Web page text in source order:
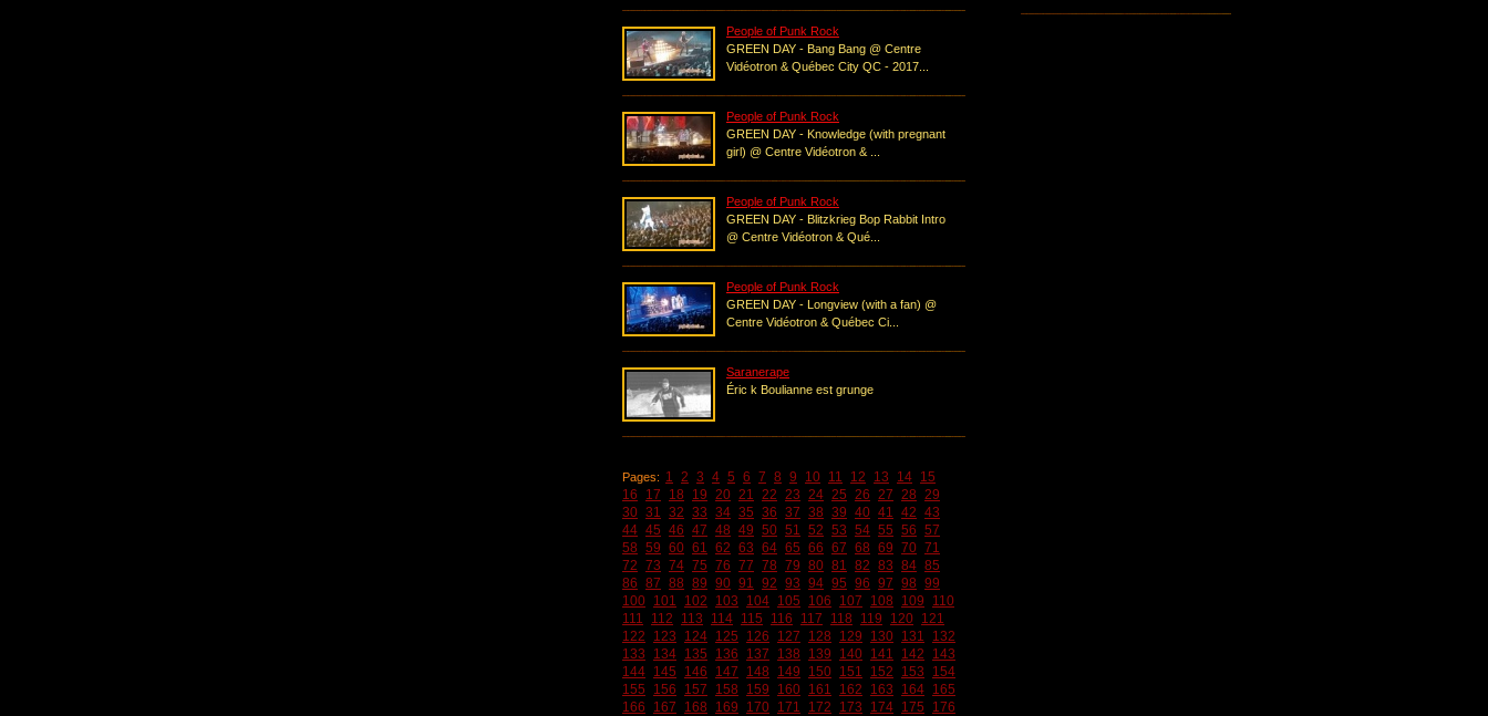
People of Punk Rock
GREEN DAY - Bang Bang @ Centre
Vidéotron & Québec City QC - 2017...
People of Punk Rock
GREEN DAY - Knowledge (with pregnant
girl) @ Centre Vidéotron & ...
People of Punk Rock
GREEN DAY - Blitzkrieg Bop Rabbit Intro
@ Centre Vidéotron & Qué...
People of Punk Rock
GREEN DAY - Longview (with a fan) @
Centre Vidéotron & Québec Ci...
Saranerape
Éric k Boulianne est grunge
Pages: 1 2 3 4 5 6 7 8 9 10 11 12 13 14 15
16
17 18 19 20 21 22 23 24 25 26 27 28 29
30 31 32 33 34 35 36 37 38 39 40 41 42 43
44 45 46 47 48 49 50 51 52 53 54 55 56 57
58 59 60 61 62 63 64 65 66 67 68 69 70 71
72 73 74 75 76 77 78 79 80 81 82 83 84 85
86 87 88 89 90 91 92 93 94 95 96 97 98 99
100 101 102 103 104 105 106 107 108 109
110
111
112 113 114 115 116 117 118 119 120 121
122
123 124 125 126 127 128 129 130 131
132
133
134 135 136 137 138 139 140 141 142
143
144 145 146 147 148 149 150 151 152 153
154
155
156 157 158 159 160 161 162 163 164 165
166
167 168 169 170 171 172 173 174 175
176